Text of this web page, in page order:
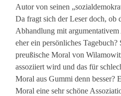
Autor von seinen
Da fragt sich der Leser doch, ob
Abhandlung mit
eher ein persönliches
preußische Moral von
assoziiert wird und das für
Moral aus Gummi denn besser?
Moral eine sehr schöne